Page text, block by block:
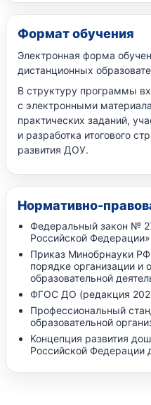
Формат обучения
Электронная форма
дистанционных
В структуру программы
с электронными
практических заданий,
и разработка итогового
развития ДОУ.
Нормативно-
Федеральный закон №
Российской
Приказ Минобрнауки
порядке организации и
образовательной
ФГОС ДО (редакция
Профессиональный
образовательной
Концепция развития
Российской Федерации